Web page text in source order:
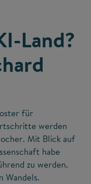
Land?
für
werden
Mit Blick auf
habe
zu werden.
Wandels.